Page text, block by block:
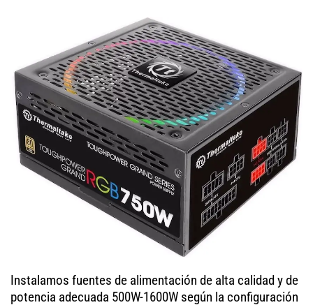
Instalamos fuentes de alimentación de alta calidad y de
potencia adecuada 500W-1600W según la configuración